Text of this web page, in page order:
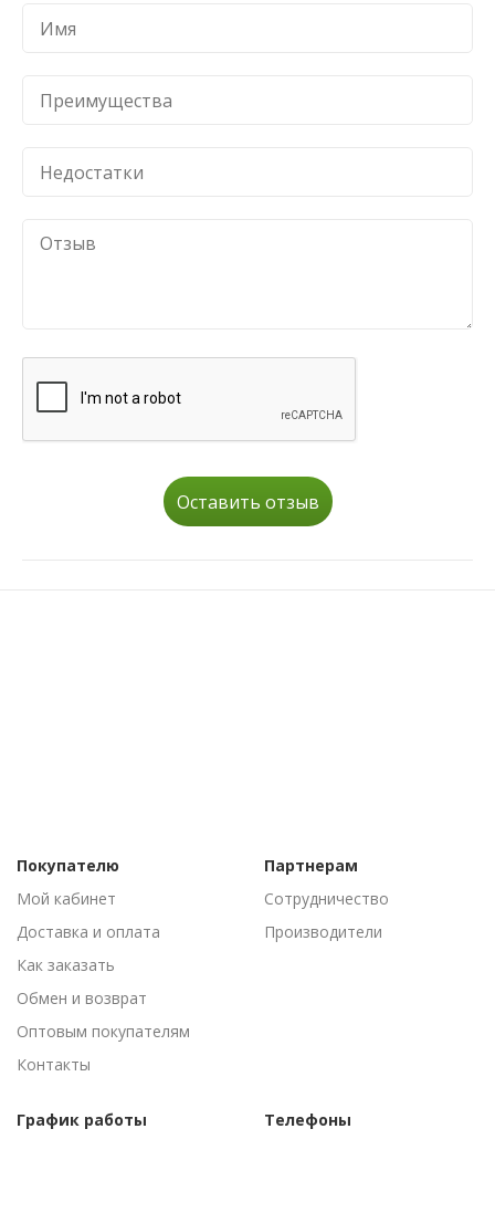
Оставить отзыв
Покупателю
Мой кабинет
Доставка и оплата
Как заказать
Обмен и возврат
Оптовым покупателям
Контакты
Партнерам
Сотрудничество
Производители
График работы
Телефоны